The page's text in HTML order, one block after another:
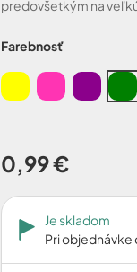
predovšetkým na
Farebnosť
0,99 €
Je skladom
Pri objednávke